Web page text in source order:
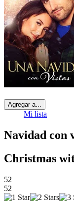
Agregar a...
Mi lista
Navidad con
Christmas
52
52